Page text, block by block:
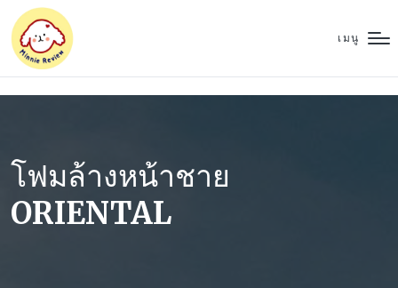
เมนู
โฟมล้างหน้าชาย
ORIENTAL